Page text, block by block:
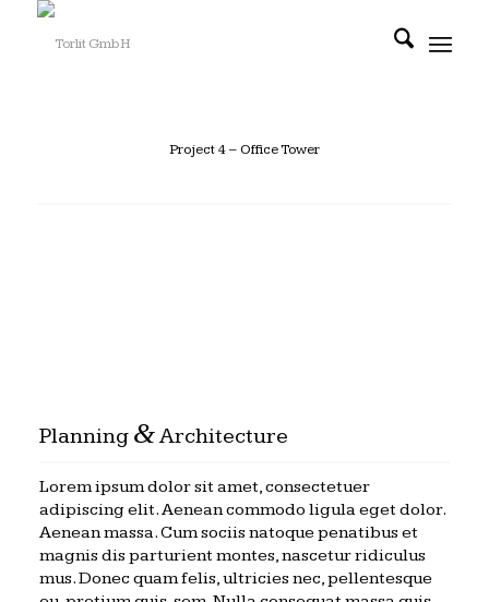
Project 4 – Office Tower
Planning &Architecture
Lorem ipsum dolor sit amet, consectetuer
adipiscing elit. Aenean commodo ligula eget dolor.
Aenean massa. Cum sociis natoque penatibus et
magnis dis parturient montes, nascetur ridiculus
mus. Donec quam felis, ultricies nec, pellentesque